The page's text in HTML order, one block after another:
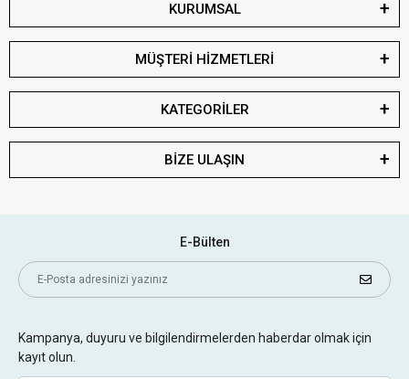
KURUMSAL
MÜŞTERİ HİZMETLERİ
KATEGORİLER
BİZE ULAŞIN
E-Bülten
Kampanya, duyuru ve bilgilendirmelerden haberdar olmak için
kayıt olun.